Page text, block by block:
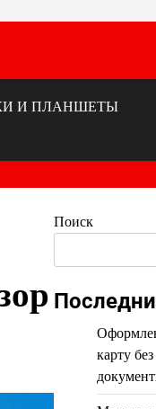
И ПЛАНШЕТЫ
Поиск
карту